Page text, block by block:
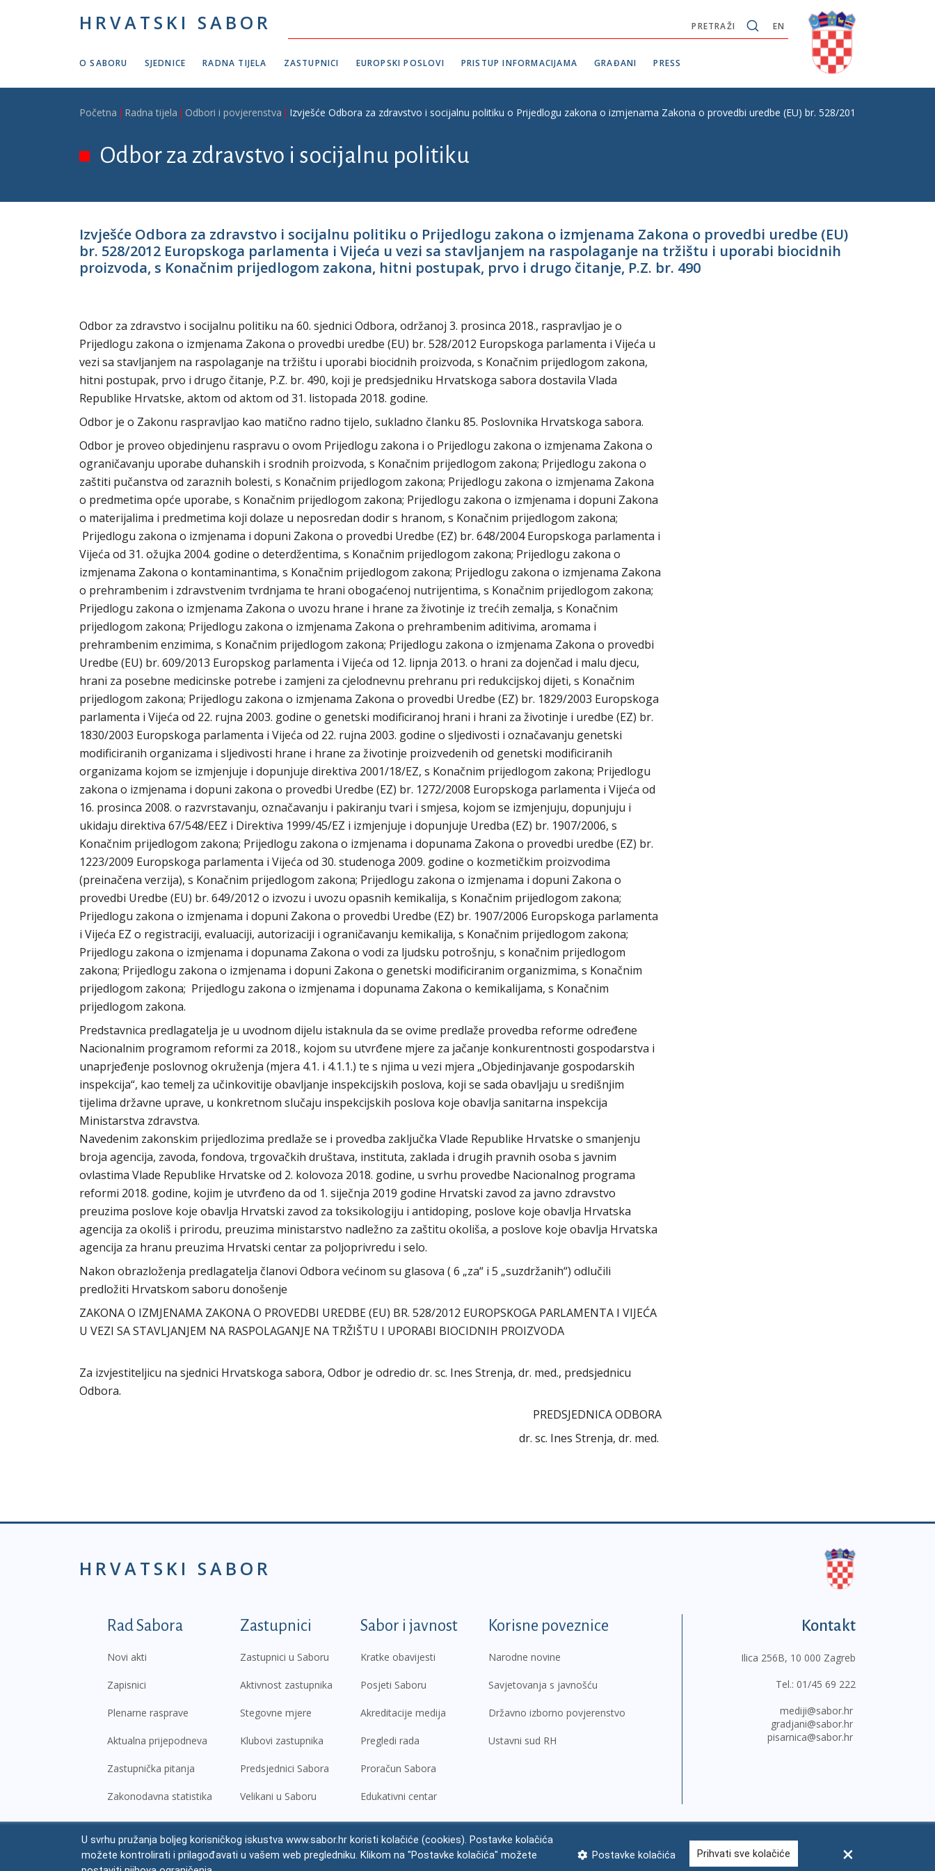
HRVATSKI SABOR EN
PRETRAŽI
O SABORU SJEDNICE RADNA TIJELA ZASTUPNICI EUROPSKI POSLOVI PRISTUP INFORMACIJAMA GRAĐANI PRESS
Breadcrumb
Početna Radna tijela Odbori i povjerenstva Izvješće Odbora za zdravstvo i socijalnu politiku o Prijedlogu zakona o izmjenama Zakona o provedbi uredbe (EU) br. 528/2012
Odbor za zdravstvo i socijalnu politiku
Izvješće Odbora za zdravstvo i socijalnu politiku o Prijedlogu zakona o izmjenama Zakona o provedbi uredbe (EU)
br. 528/2012 Europskoga parlamenta i Vijeća u vezi sa stavljanjem na raspolaganje na tržištu i uporabi biocidnih
proizvoda, s Konačnim prijedlogom zakona, hitni postupak, prvo i drugo čitanje, P.Z. br. 490
Odbor za zdravstvo i socijalnu politiku na 60. sjednici Odbora, održanoj 3. prosinca 2018., raspravljao je o
Prijedlogu zakona o izmjenama Zakona o provedbi uredbe (EU) br. 528/2012 Europskoga parlamenta i Vijeća u
vezi sa stavljanjem na raspolaganje na tržištu i uporabi biocidnih proizvoda, s Konačnim prijedlogom zakona,
hitni postupak, prvo i drugo čitanje, P.Z. br. 490, koji je predsjedniku Hrvatskoga sabora dostavila Vlada
Republike Hrvatske, aktom od aktom od 31. listopada 2018. godine.
Odbor je o Zakonu raspravljao kao matično radno tijelo, sukladno članku 85. Poslovnika Hrvatskoga sabora.
Odbor je proveo objedinjenu raspravu o ovom Prijedlogu zakona i o Prijedlogu zakona o izmjenama Zakona o
ograničavanju uporabe duhanskih i srodnih proizvoda, s Konačnim prijedlogom zakona; Prijedlogu zakona o
zaštiti pučanstva od zaraznih bolesti, s Konačnim prijedlogom zakona; Prijedlogu zakona o izmjenama Zakona
o predmetima opće uporabe, s Konačnim prijedlogom zakona; Prijedlogu zakona o izmjenama i dopuni Zakona
o materijalima i predmetima koji dolaze u neposredan dodir s hranom, s Konačnim prijedlogom zakona;
Prijedlogu zakona o izmjenama i dopuni Zakona o provedbi Uredbe (EZ) br. 648/2004 Europskoga parlamenta i
Vijeća od 31. ožujka 2004. godine o deterdžentima, s Konačnim prijedlogom zakona; Prijedlogu zakona o
izmjenama Zakona o kontaminantima, s Konačnim prijedlogom zakona; Prijedlogu zakona o izmjenama Zakona
o prehrambenim i zdravstvenim tvrdnjama te hrani obogaćenoj nutrijentima, s Konačnim prijedlogom zakona;
Prijedlogu zakona o izmjenama Zakona o uvozu hrane i hrane za životinje iz trećih zemalja, s Konačnim
prijedlogom zakona; Prijedlogu zakona o izmjenama Zakona o prehrambenim aditivima, aromama i
prehrambenim enzimima, s Konačnim prijedlogom zakona; Prijedlogu zakona o izmjenama Zakona o provedbi
Uredbe (EU) br. 609/2013 Europskog parlamenta i Vijeća od 12. lipnja 2013. o hrani za dojenčad i malu djecu,
hrani za posebne medicinske potrebe i zamjeni za cjelodnevnu prehranu pri redukcijskoj dijeti, s Konačnim
prijedlogom zakona; Prijedlogu zakona o izmjenama Zakona o provedbi Uredbe (EZ) br. 1829/2003 Europskoga
parlamenta i Vijeća od 22. rujna 2003. godine o genetski modificiranoj hrani i hrani za životinje i uredbe (EZ) br.
1830/2003 Europskoga parlamenta i Vijeća od 22. rujna 2003. godine o sljedivosti i označavanju genetski
modificiranih organizama i sljedivosti hrane i hrane za životinje proizvedenih od genetski modificiranih
organizama kojom se izmjenjuje i dopunjuje direktiva 2001/18/EZ, s Konačnim prijedlogom zakona; Prijedlogu
zakona o izmjenama i dopuni zakona o provedbi Uredbe (EZ) br. 1272/2008 Europskoga parlamenta i Vijeća od
16. prosinca 2008. o razvrstavanju, označavanju i pakiranju tvari i smjesa, kojom se izmjenjuju, dopunjuju i
ukidaju direktiva 67/548/EEZ i Direktiva 1999/45/EZ i izmjenjuje i dopunjuje Uredba (EZ) br. 1907/2006, s
Konačnim prijedlogom zakona; Prijedlogu zakona o izmjenama i dopunama Zakona o provedbi uredbe (EZ) br.
1223/2009 Europskoga parlamenta i Vijeća od 30. studenoga 2009. godine o kozmetičkim proizvodima
(preinačena verzija), s Konačnim prijedlogom zakona; Prijedlogu zakona o izmjenama i dopuni Zakona o
provedbi Uredbe (EU) br. 649/2012 o izvozu i uvozu opasnih kemikalija, s Konačnim prijedlogom zakona;
Prijedlogu zakona o izmjenama i dopuni Zakona o provedbi Uredbe (EZ) br. 1907/2006 Europskoga parlamenta
i Vijeća EZ o registraciji, evaluaciji, autorizaciji i ograničavanju kemikalija, s Konačnim prijedlogom zakona;
Prijedlogu zakona o izmjenama i dopunama Zakona o vodi za ljudsku potrošnju, s konačnim prijedlogom
zakona; Prijedlogu zakona o izmjenama i dopuni Zakona o genetski modificiranim organizmima, s Konačnim
prijedlogom zakona; Prijedlogu zakona o izmjenama i dopunama Zakona o kemikalijama, s Konačnim
prijedlogom zakona.
Predstavnica predlagatelja je u uvodnom dijelu istaknula da se ovime predlaže provedba reforme određene
Nacionalnim programom reformi za 2018., kojom su utvrđene mjere za jačanje konkurentnosti gospodarstva i
unaprjeđenje poslovnog okruženja (mjera 4.1. i 4.1.1.) te s njima u vezi mjera „Objedinjavanje gospodarskih
inspekcija“, kao temelj za učinkovitije obavljanje inspekcijskih poslova, koji se sada obavljaju u središnjim
tijelima državne uprave, u konkretnom slučaju inspekcijskih poslova koje obavlja sanitarna inspekcija
Ministarstva zdravstva.
Navedenim zakonskim prijedlozima predlaže se i provedba zaključka Vlade Republike Hrvatske o smanjenju
broja agencija, zavoda, fondova, trgovačkih društava, instituta, zaklada i drugih pravnih osoba s javnim
ovlastima Vlade Republike Hrvatske od 2. kolovoza 2018. godine, u svrhu provedbe Nacionalnog programa
reformi 2018. godine, kojim je utvrđeno da od 1. siječnja 2019 godine Hrvatski zavod za javno zdravstvo
preuzima poslove koje obavlja Hrvatski zavod za toksikologiju i antidoping, poslove koje obavlja Hrvatska
agencija za okoliš i prirodu, preuzima ministarstvo nadležno za zaštitu okoliša, a poslove koje obavlja Hrvatska
agencija za hranu preuzima Hrvatski centar za poljoprivredu i selo.
Nakon obrazloženja predlagatelja članovi Odbora većinom su glasova ( 6 „za“ i 5 „suzdržanih“) odlučili
predložiti Hrvatskom saboru donošenje
ZAKONA O IZMJENAMA ZAKONA O PROVEDBI UREDBE (EU) BR. 528/2012 EUROPSKOGA PARLAMENTA I VIJEĆA
U VEZI SA STAVLJANJEM NA RASPOLAGANJE NA TRŽIŠTU I UPORABI BIOCIDNIH PROIZVODA
Za izvjestiteljicu na sjednici Hrvatskoga sabora, Odbor je odredio dr. sc. Ines Strenja, dr. med., predsjednicu
Odbora.
PREDSJEDNICA ODBORA
dr. sc. Ines Strenja, dr. med.
HRVATSKI SABOR
Podnožje prvi izbornik
Rad Sabora
Novi akti
Zapisnici
Plenarne rasprave
Aktualna prijepodneva
Zastupnička pitanja
Zakonodavna statistika
Zastupnici
Zastupnici u Saboru
Aktivnost zastupnika
Stegovne mjere
Klubovi zastupnika
Predsjednici Sabora
Velikani u Saboru
Sabor i javnost
Kratke obavijesti
Posjeti Saboru
Akreditacije medija
Pregledi rada
Proračun Sabora
Edukativni centar
Korisne poveznice
Narodne novine
Savjetovanja s javnošću
Državno izborno povjerenstvo
Ustavni sud RH
Kontakt
Ilica 256B, 10 000 Zagreb
Tel.: 01/45 69 222
mediji@sabor.hr
gradjani@sabor.hr
pisarnica@sabor.hr
© Hrvatski sabor, 2026 Pravne napomene Izjava o pristupačnosti Zaštita osobnih podataka Impressum Česta pitanja Kontakti Mapa weba
U svrhu pružanja boljeg korisničkog iskustva www.sabor.hr koristi kolačiće (cookies). Postavke kolačića
možete kontrolirati i prilagođavati u vašem web pregledniku. Klikom na "Postavke kolačića" možete
Postavke kolačića Prihvati sve kolačiće